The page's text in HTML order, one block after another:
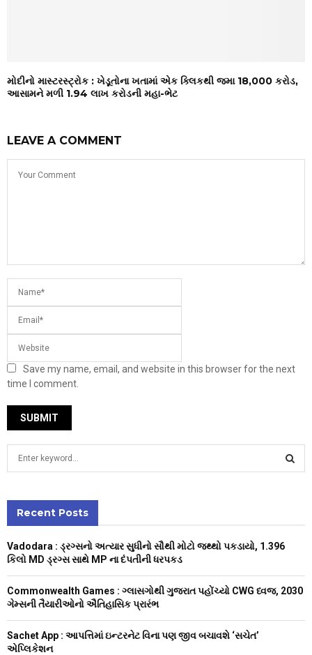
મોદીનો માસ્ટરસ્ટ્રોક : ખેડૂતોના ખતામાં એક ક્લિકથી જમા ₹18,000 કરોડ,
આસામને મળી ₹1.94 લાખ કરોડની મહા-ભેટ
LEAVE A COMMENT
Save my name, email, and website in this browser for the next
time I comment.
h
o
C
Recent Posts
Vadodara : ડ્રગ્સનો અત્યાર સુધીનો સૌથી મોટો જથ્થો પકડાયો, 1.396
કિલો MD ડ્રગ્સ સાથે MP ના દંપતીની ધરપકડ
Commonwealth Games : ગ્લાસગોથી ગુજરાત પહોંચ્યો CWG ધ્વજ, 2030
ગેમ્સની તૈયારીઓનો ઐતિહાસિક પ્રારંભ
Sachet App : આપત્તિમાં ઇન્ટરનેટ વિના પણ જીવ બચાવશે ‘સચેત’
એપ્લિકેશન